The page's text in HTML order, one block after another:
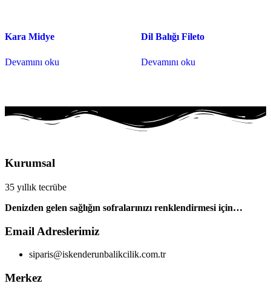
Kara Midye
Devamını oku
Dil Balığı Fileto
Devamını oku
Kurumsal
35 yıllık tecrübe
Denizden gelen sağlığın sofralarınızı renklendirmesi için…
Email Adreslerimiz
siparis@iskenderunbalikcilik.com.tr
Merkez